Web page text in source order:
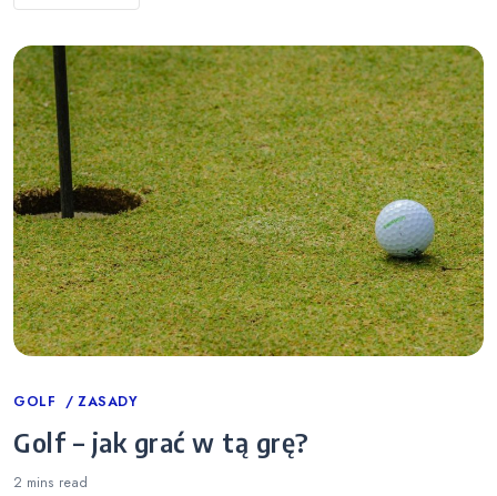
Categories
GOLF ZASADY
Golf – jak grać w tą grę?
2 mins read